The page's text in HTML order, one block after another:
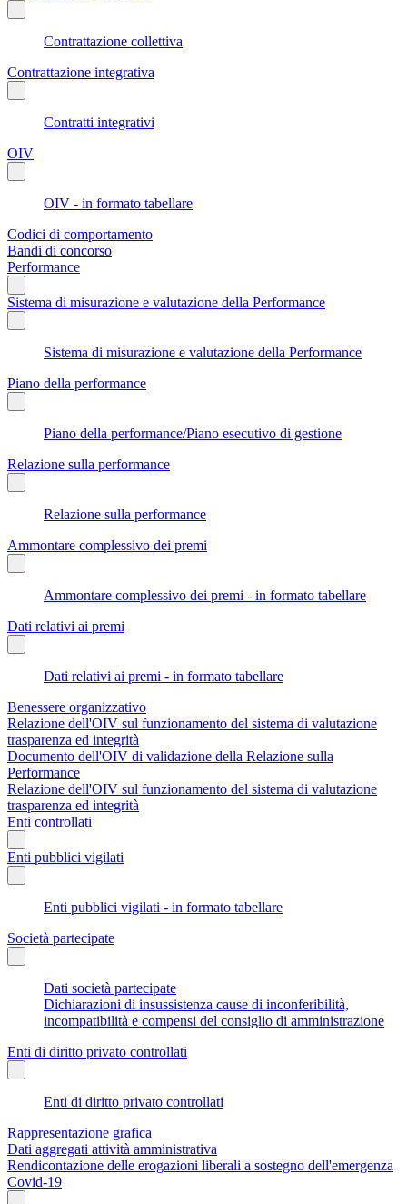
Contrattazione collettiva
Contrattazione integrativa
Contratti integrativi
OIV
OIV - in formato tabellare
Codici di comportamento
Bandi di concorso
Performance
Sistema di misurazione e valutazione della Performance
Sistema di misurazione e valutazione della Performance
Piano della performance
Piano della performance/Piano esecutivo di gestione
Relazione sulla performance
Relazione sulla performance
Ammontare complessivo dei premi
Ammontare complessivo dei premi - in formato tabellare
Dati relativi ai premi
Dati relativi ai premi - in formato tabellare
Benessere organizzativo
Relazione dell'OIV sul funzionamento del sistema di valutazione
trasparenza ed integrità
Documento dell'OIV di validazione della Relazione sulla
Performance
Relazione dell'OIV sul funzionamento del sistema di valutazione
trasparenza ed integrità
Enti controllati
Enti pubblici vigilati
Enti pubblici vigilati - in formato tabellare
Società partecipate
Dati società partecipate
Dichiarazioni di insussistenza cause di inconferibilità,
incompatibilità e compensi del consiglio di amministrazione
Enti di diritto privato controllati
Enti di diritto privato controllati
Rappresentazione grafica
Dati aggregati attività amministrativa
Rendicontazione delle erogazioni liberali a sostegno dell'emergenza
Covid-19